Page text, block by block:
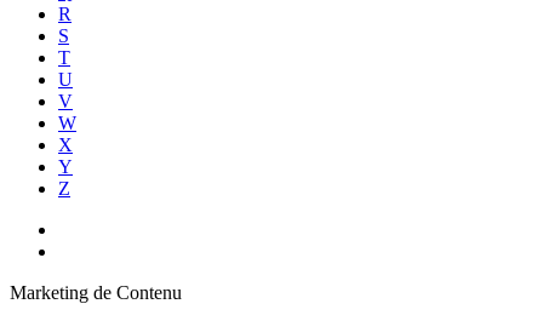
R
S
T
U
V
W
X
Y
Z
Marketing de Contenu